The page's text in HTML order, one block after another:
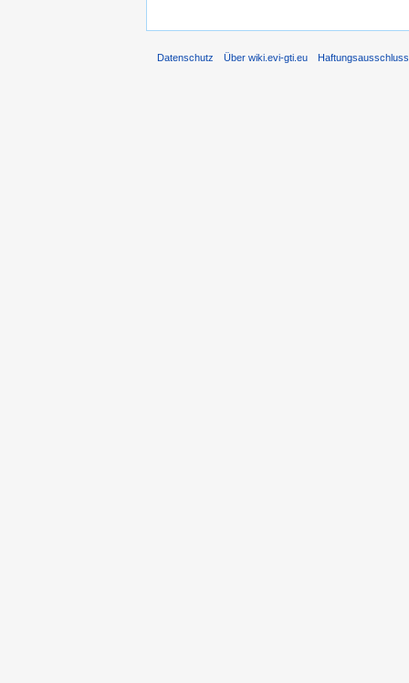
Datenschutz Über wiki.evi-gti.eu Haftungsausschluss